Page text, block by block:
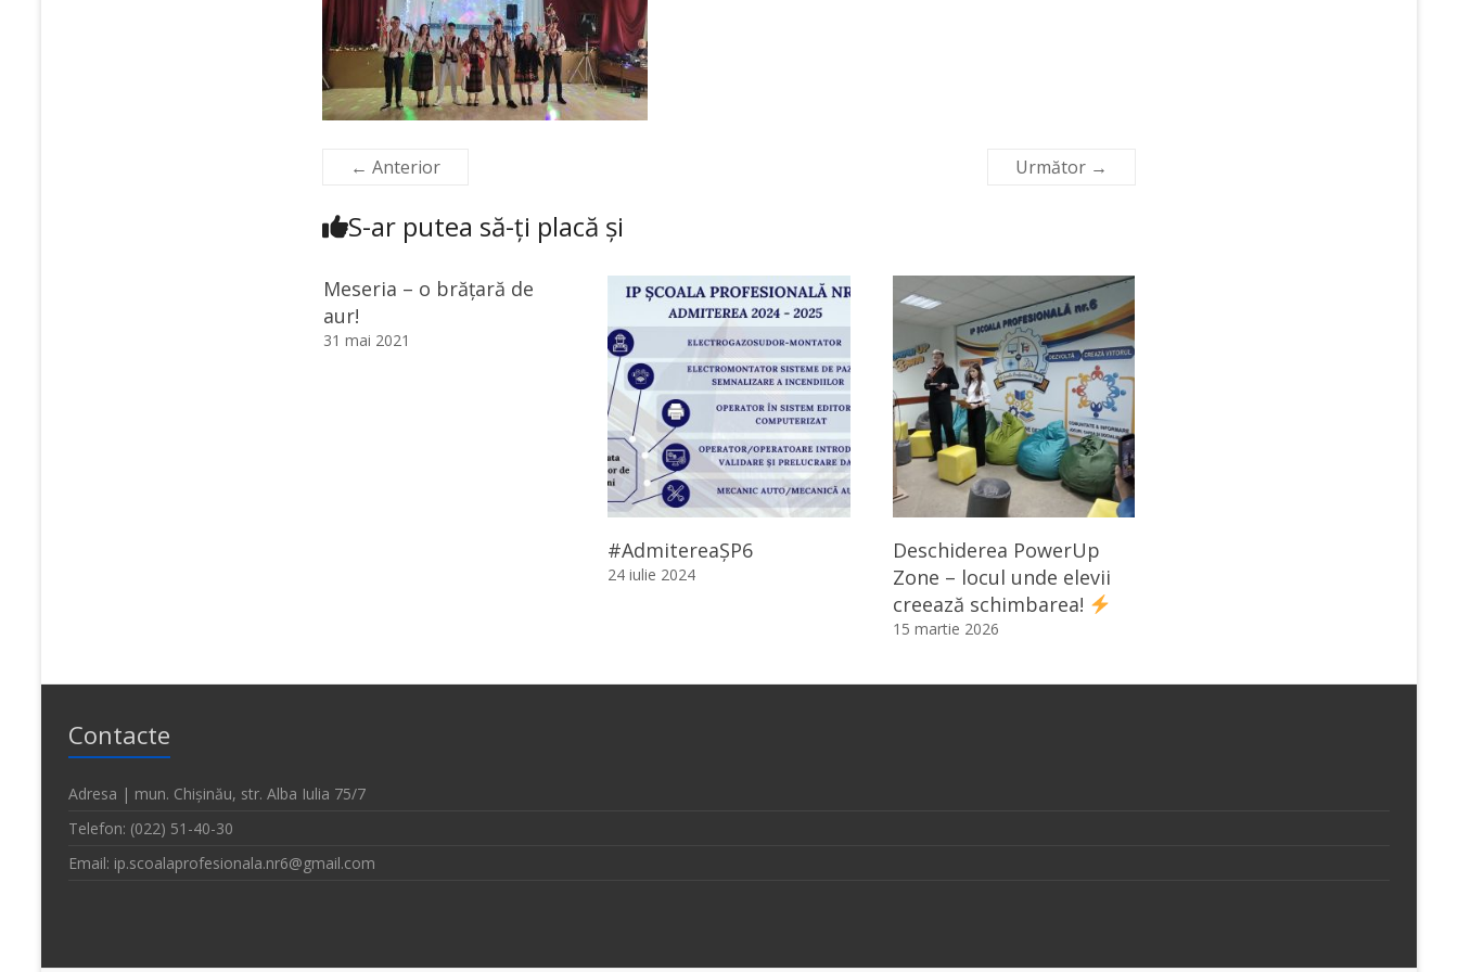
← Anterior Următor →
S-ar putea să-ți placă și
Meseria – o brățară de
aur!
31 mai 2021
#AdmitereaȘP6
24 iulie 2024
Deschiderea PowerUp
Zone – locul unde elevii
creează schimbarea!
15 martie 2026
Contacte
Adresa | mun. Chișinău, str. Alba Iulia 75/7
Telefon: (022) 51-40-30
Email: ip.scoalaprofesionala.nr6@gmail.com